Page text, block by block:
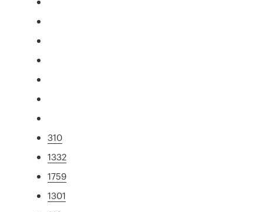
310
1332
1759
1301